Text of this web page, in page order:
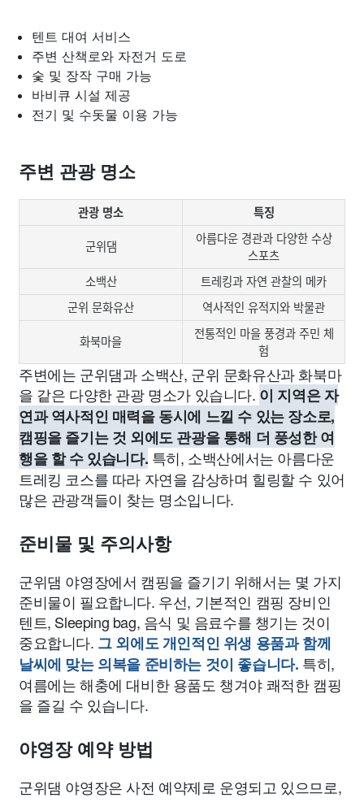
텐트 대여 서비스
주변 산책로와 자전거 도로
숯 및 장작 구매 가능
바비큐 시설 제공
전기 및 수돗물 이용 가능
주변 관광 명소
관광 명소 특징
군위댐
아름다운 경관과 다양한 수상
스포츠
소백산
트레킹과 자연 관찰의 메카
군위 문화유산
역사적인 유적지와 박물관
화북마을
전통적인 마을 풍경과 주민 체
험
주변에는 군위댐과 소백산, 군위 문화유산과 화북마
을 같은 다양한 관광 명소가 있습니다. 이 지역은 자
연과 역사적인 매력을 동시에 느낄 수 있는 장소로,
캠핑을 즐기는 것 외에도 관광을 통해 더 풍성한 여
행을 할 수 있습니다. 특히, 소백산에서는 아름다운
트레킹 코스를 따라 자연을 감상하며 힐링할 수 있어
많은 관광객들이 찾는 명소입니다.
준비물 및 주의사항
군위댐 야영장에서 캠핑을 즐기기 위해서는 몇 가지
준비물이 필요합니다. 우선, 기본적인 캠핑 장비인
텐트, Sleeping bag, 음식 및 음료수를 챙기는 것이
중요합니다. 그 외에도 개인적인 위생 용품과 함께
날씨에 맞는 의복을 준비하는 것이 좋습니다. 특히,
여름에는 해충에 대비한 용품도 챙겨야 쾌적한 캠핑
을 즐길 수 있습니다.
야영장 예약 방법
군위댐 야영장은 사전 예약제로 운영되고 있으므로,